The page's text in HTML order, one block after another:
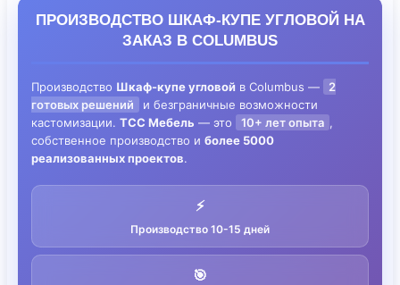
ПРОИЗВОДСТВО ШКАФ-КУПЕ УГЛОВОЙ НА
ЗАКАЗ В COLUMBUS
Производство Шкаф-купе угловой в Columbus —
2
готовых решений
и безграничные возможности
кастомизации. ТСС Мебель — это 10+ лет опыта ,
собственное производство и более 5000
реализованных проектов.
⚡
Производство 10-15 дней
🎯